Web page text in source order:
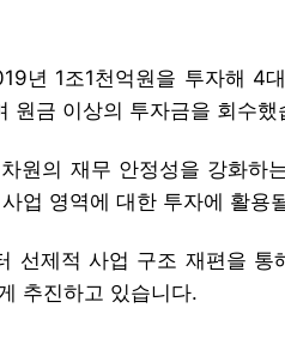
년 1조1천억원을 투자해 4
원금 이상의 투자금을 회수했
원의 재무 안정성을 강화하
업 영역에 대한 투자에 활용
선제적 사업 구조 재편을
추진하고 있습니다.